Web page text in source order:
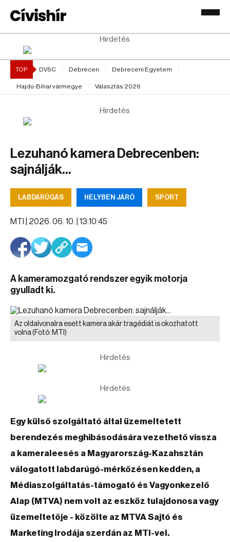
Hirdetés
TOP DVSC Debrecen Debreceni Egyetem
Hajdú-Bihar vármegye Választás 2026
Hirdetés
Lezuhanó kamera Debrecenben:
sajnálják...
LABDARÚGÁS HELYBEN JÁRÓ SPORT
MTI | 2026. 06. 10. | 13:10:45
A kameramozgató rendszer egyik motorja
gyulladt ki.
Az oldalvonalra esett kamera akár tragédiát is okozhatott
volna(Fotó: MTI)
Hirdetés
Hirdetés
Egy külső szolgáltató által üzemeltetett
berendezés meghibásodására vezethető vissza
a kameraleesés a Magyarország-Kazahsztán
válogatott labdarúgó-mérkőzésen kedden, a
Médiaszolgáltatás-támogató és Vagyonkezelő
Alap (MTVA) nem volt az eszköz tulajdonosa vagy
üzemeltetője - közölte az MTVA Sajtó és
Marketing Irodája szerdán az MTI-vel.